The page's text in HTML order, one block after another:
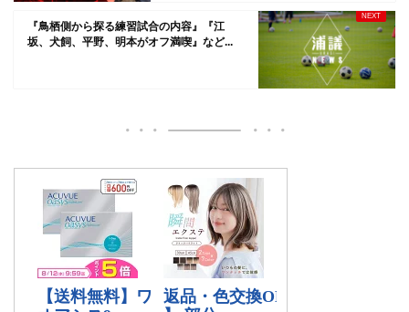
『鳥栖側から探る練習試合の内容』『江
坂、犬飼、平野、明本がオフ満喫』など...